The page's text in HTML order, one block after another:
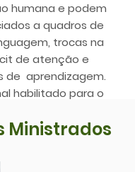
humana e podem
a quadros de
trocas na
de atenção e
de aprendizagem.
habilitado para o
Ministrados